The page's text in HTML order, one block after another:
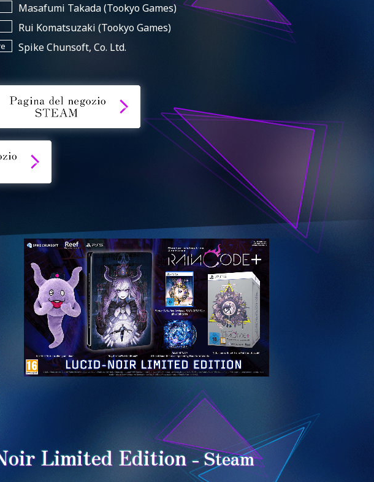
Masafumi Takada (Tookyo Games)
Rui Komatsuzaki (Tookyo Games)
Spike Chunsoft, Co. Ltd.
Limited Edition- Steam